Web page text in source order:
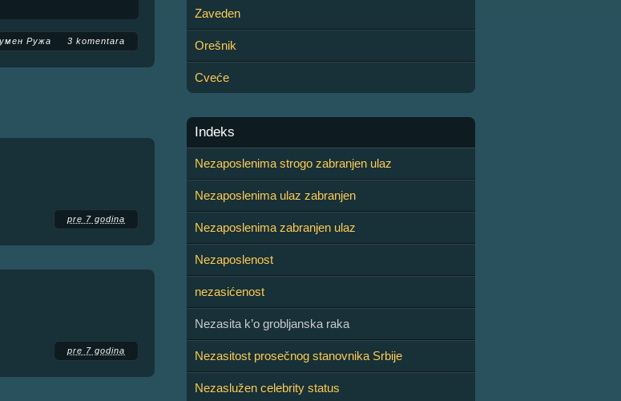
Ружа 3 komentara
pre 7 godina
pre 7 godina
Zaveden
Orešnik
Cveće
Indeks
Nezaposlenima strogo zabranjen ulaz
Nezaposlenima ulaz zabranjen
Nezaposlenima zabranjen ulaz
Nezaposlenost
nezasićenost
Nezasita k’o grobljanska raka
Nezasitost prosečnog stanovnika Srbije
Nezaslužen celebrity status